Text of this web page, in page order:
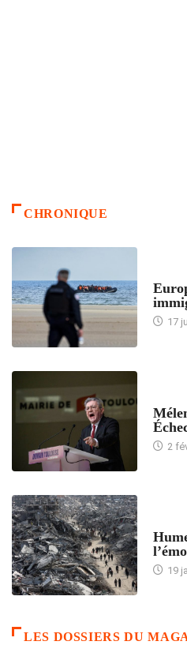
CHRONIQUE
17
2
19
LES DOSSIERS DU